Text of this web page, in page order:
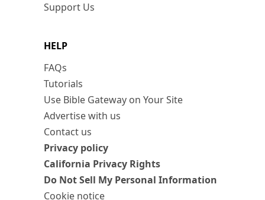
Support Us
HELP
FAQs
Tutorials
Use Bible Gateway on Your Site
Advertise with us
Contact us
Privacy policy
California Privacy Rights
Do Not Sell My Personal Information
Cookie notice